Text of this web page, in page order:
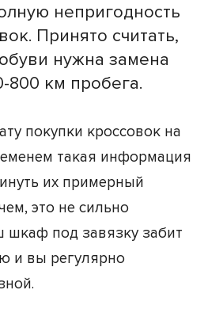
непригодность
Принято считать,
нужна замена
800 км пробега.
покупки кроссовок на
такая информация
их примерный
это не сильно
шкаф под завязку забит
и вы регулярно